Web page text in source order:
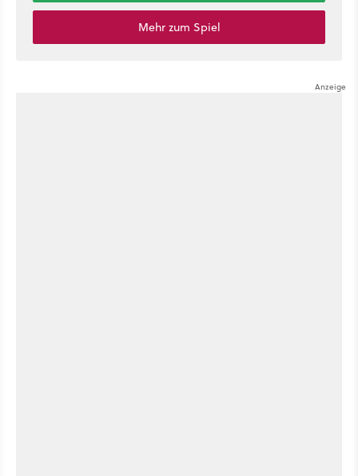
Mehr zum Spiel